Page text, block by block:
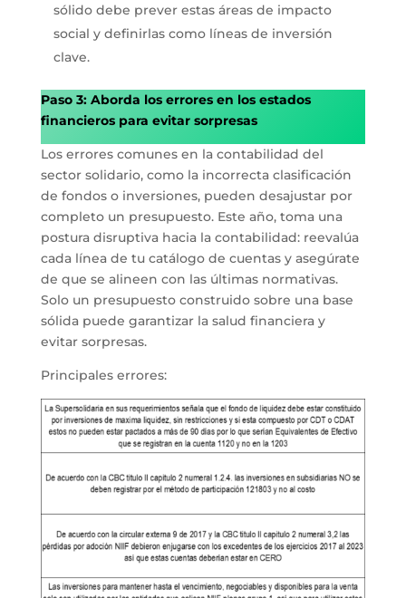
sólido debe prever estas áreas de impacto
social y definirlas como líneas de inversión
clave.
Paso 3: Aborda los errores en los estados
financieros para evitar sorpresas
Los errores comunes en la contabilidad del
sector solidario, como la incorrecta clasificación
de fondos o inversiones, pueden desajustar por
completo un presupuesto. Este año, toma una
postura disruptiva hacia la contabilidad: reevalúa
cada línea de tu catálogo de cuentas y asegúrate
de que se alineen con las últimas normativas.
Solo un presupuesto construido sobre una base
sólida puede garantizar la salud financiera y
evitar sorpresas.
Principales errores: